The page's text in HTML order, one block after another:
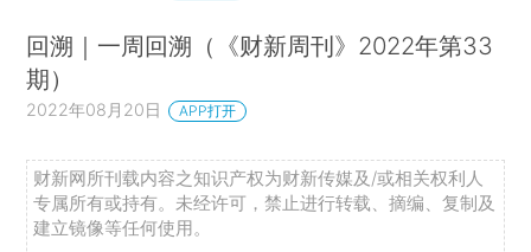
回溯｜一周回溯（《财新周刊》2022年第33
期）
2022年08月20日 APP打开
财新网所刊载内容之知识产权为财新传媒及/或相关权利人
专属所有或持有。未经许可，禁止进行转载、摘编、复制及
建立镜像等任何使用。